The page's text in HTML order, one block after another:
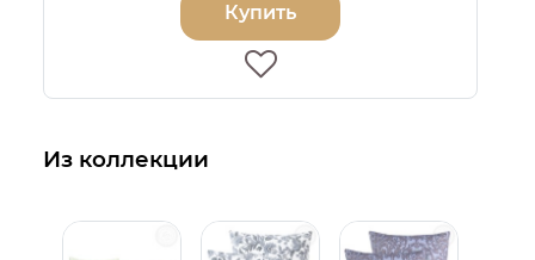
Купить
Из коллекции